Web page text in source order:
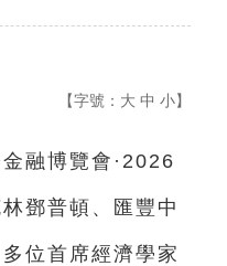
【字號： 大 中 小】
融博覽會·2026
鄧普頓、匯豐中
位首席經濟學家